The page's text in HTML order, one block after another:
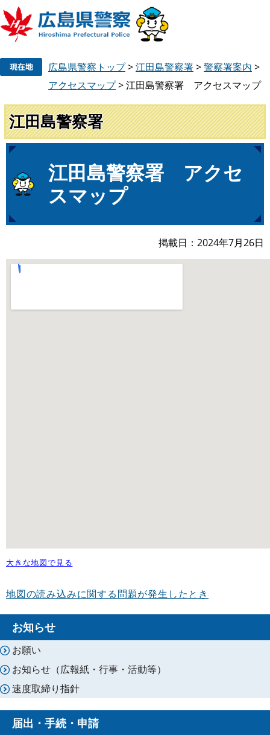
先
頭
で
す
を
飛
ば
し
へ
広島県警察トップ>江田島警察署>警察署案内 >
アクセスマップ>江田島警察署 アクセスマップ
江田島警察署
文
江田島警察署 アクセ
スマップ
掲載日 2024年7月26日
大きな地図で見る
地図の読み込みに関する問題が発生したとき
お知らせ
お願い
お知らせ（広報紙・行事・活動等）
速度取締り指針
届出・手続・申請